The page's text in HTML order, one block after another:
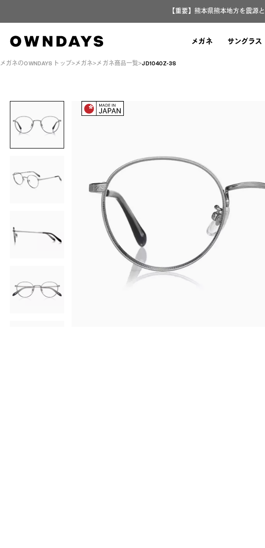
【重要】熊本県熊本地方を震源
メガネ サングラス
メガネのOWNDAYS トップ メガネ メガネ商品一覧 JD1040Z-3S